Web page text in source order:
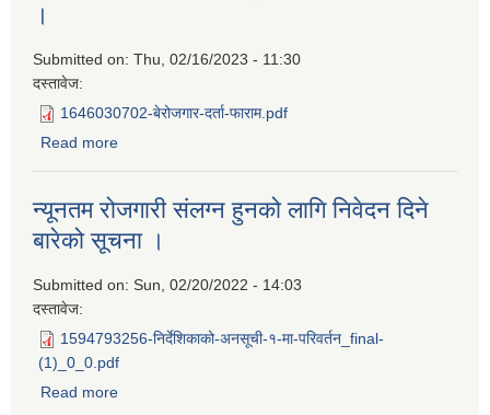
।
Submitted on: Thu, 02/16/2023 - 11:30
दस्तावेज:
1646030702-बेरोजगार-दर्ता-फाराम.pdf
Read more
न्यूनतम रोजगारी संलग्न हुनको लागि निवेदन दिने
बारेको सूचना ।
Submitted on: Sun, 02/20/2022 - 14:03
दस्तावेज:
1594793256-निर्देशिकाको-अनसूची-१-मा-परिवर्तन_final-
(1)_0_0.pdf
Read more